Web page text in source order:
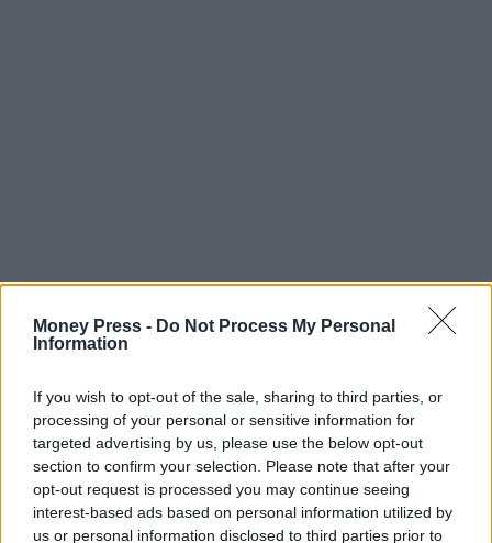
Money Press - Do Not Process My Personal
Information
If you wish to opt-out of the sale, sharing to third parties, or
processing of your personal or sensitive information for
targeted advertising by us, please use the below opt-out
section to confirm your selection. Please note that after your
opt-out request is processed you may continue seeing
interest-based ads based on personal information utilized by
us or personal information disclosed to third parties prior to